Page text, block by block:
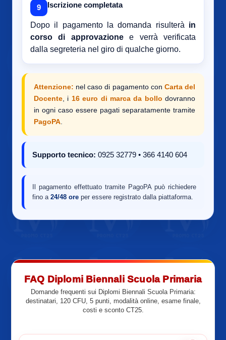
9 Iscrizione completata
Dopo il pagamento la domanda risulterà in
corso di approvazionee verrà verificata
dalla segreteria nel giro di qualche giorno.
Attenzione: nel caso di pagamento con Carta del
Docente , i 16 euro di marca da bollo dovranno
in ogni caso essere pagati separatamente tramite
PagoPA
Supporto tecnico: 0925 32779 • 366 4140 604
Il pagamento effettuato tramite PagoPA può richiedere
fino a 24/48 ore per essere registrato dalla piattaforma.
FAQ Diplomi Biennali Scuola Primaria
Domande frequenti sui Diplomi Biennali Scuola Primaria:
destinatari, 120 CFU, 5 punti, modalità online, esame finale,
costi e sconto CT25.